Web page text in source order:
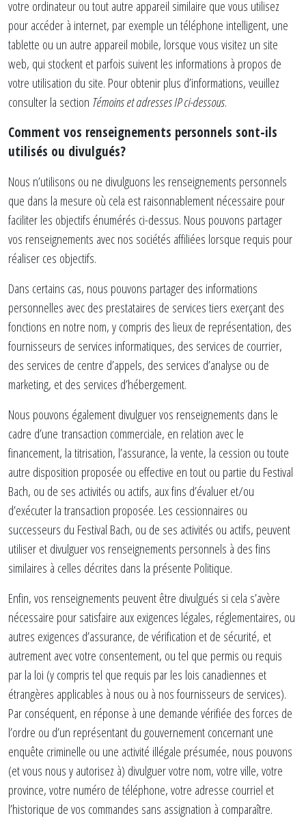
votre ordinateur ou tout autre appareil similaire que vous utilisez
pour accéder à internet, par exemple un téléphone intelligent, une
tablette ou un autre appareil mobile, lorsque vous visitez un site
web, qui stockent et parfois suivent les informations à propos de
votre utilisation du site. Pour obtenir plus d’informations, veuillez
consulter la section Témoins et adresses IP ci-dessous.
Comment vos renseignements personnels sont-ils
utilisés ou divulgués?
Nous n’utilisons ou ne divulguons les renseignements personnels
que dans la mesure où cela est raisonnablement nécessaire pour
faciliter les objectifs énumérés ci-dessus. Nous pouvons partager
vos renseignements avec nos sociétés affiliées lorsque requis pour
réaliser ces objectifs.
Dans certains cas, nous pouvons partager des informations
personnelles avec des prestataires de services tiers exerçant des
fonctions en notre nom, y compris des lieux de représentation, des
fournisseurs de services informatiques, des services de courrier,
des services de centre d’appels, des services d’analyse ou de
marketing, et des services d’hébergement.
Nous pouvons également divulguer vos renseignements dans le
cadre d’une transaction commerciale, en relation avec le
financement, la titrisation, l’assurance, la vente, la cession ou toute
autre disposition proposée ou effective en tout ou partie du Festival
Bach, ou de ses activités ou actifs, aux fins d’évaluer et/ou
d’exécuter la transaction proposée. Les cessionnaires ou
successeurs du Festival Bach, ou de ses activités ou actifs, peuvent
utiliser et divulguer vos renseignements personnels à des fins
similaires à celles décrites dans la présente Politique.
Enfin, vos renseignements peuvent être divulgués si cela s’avère
nécessaire pour satisfaire aux exigences légales, réglementaires, ou
autres exigences d’assurance, de vérification et de sécurité, et
autrement avec votre consentement, ou tel que permis ou requis
par la loi (y compris tel que requis par les lois canadiennes et
étrangères applicables à nous ou à nos fournisseurs de services).
Par conséquent, en réponse à une demande vérifiée des forces de
l’ordre ou d’un représentant du gouvernement concernant une
enquête criminelle ou une activité illégale présumée, nous pouvons
(et vous nous y autorisez à) divulguer votre nom, votre ville, votre
province, votre numéro de téléphone, votre adresse courriel et
l’historique de vos commandes sans assignation à comparaître.